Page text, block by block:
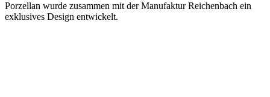
Porzellan wurde zusammen mit der Manufaktur Reichenbach ein
exklusives Design entwickelt.